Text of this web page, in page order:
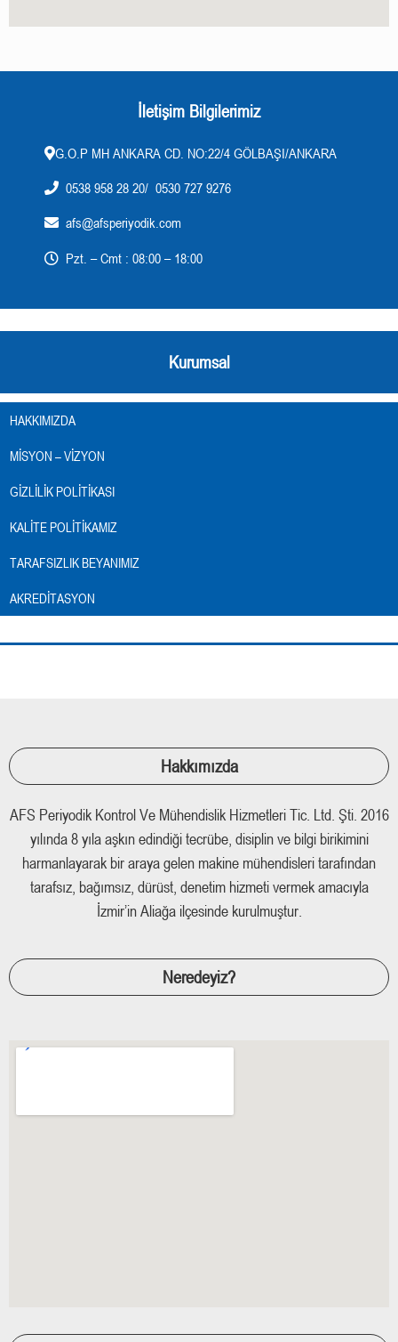
İletişim Bilgilerimiz
G.O.P MH ANKARA CD. NO:22/4 GÖLBAŞI/ANKARA
0538 958 28 20/ 0530 727 9276
afs@afsperiyodik.com
Pzt. – Cmt : 08:00 – 18:00
Kurumsal
HAKKIMIZDA
MISYON – VIZYON
GIZLILIK POLITIKASI
KALITE POLITIKAMIZ
TARAFSIZLIK BEYANIMIZ
AKREDITASYON
Hakkımızda
AFS Periyodik Kontrol Ve Mühendislik Hizmetleri Tic. Ltd. Şti. 2016
yılında 8 yıla aşkın edindiği tecrübe, disiplin ve bilgi birikimini
harmanlayarak bir araya gelen makine mühendisleri tarafından
tarafsız, bağımsız, dürüst, denetim hizmeti vermek amacıyla
İzmir’in Aliağa ilçesinde kurulmuştur.
Neredeyiz?